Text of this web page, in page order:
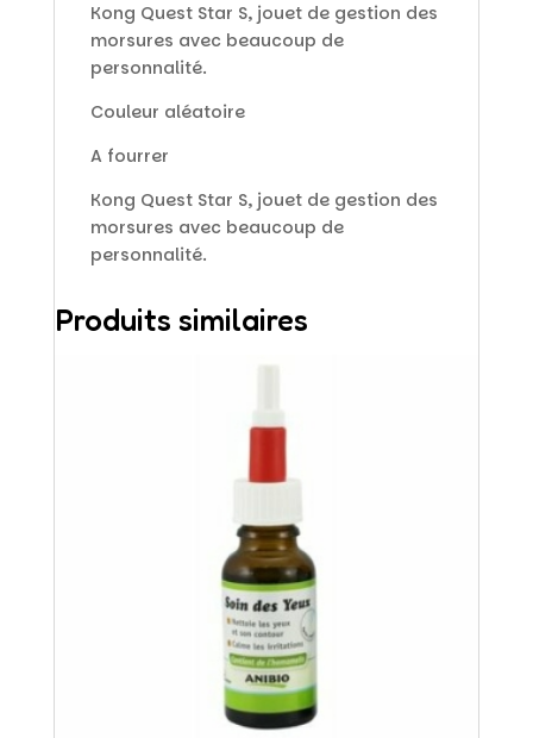
Kong Quest Star S, jouet de gestion des
morsures avec beaucoup de
personnalité.
Couleur aléatoire
A fourrer
Kong Quest Star S, jouet de gestion des
morsures avec beaucoup de
personnalité.
Produits similaires